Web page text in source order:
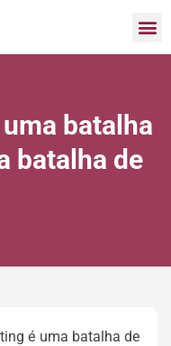
batalha
batalha de
é uma batalha de